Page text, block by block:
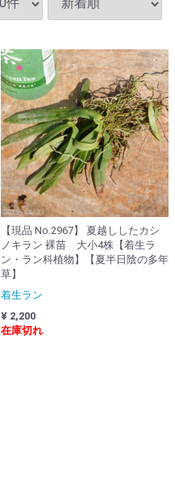
【現品 No.2967】 夏越ししたカシ
ノキラン 裸苗 大小4株【着生ラ
ン・ラン科植物】【夏半日陰の多年
草】
着生ラン
¥ 2,200
在庫切れ